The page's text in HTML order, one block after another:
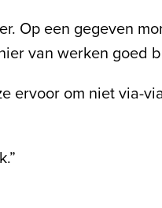
Op een gegeven
van werken goed
ervoor om niet via-